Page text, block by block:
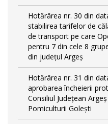
Hotărârea nr. 30 din
stabilirea tarifelor de
de transport pe care
pentru 7 din cele 8
din județul Argeş
Hotărârea nr. 31 din
aprobarea încheierii
Consiliul Județean
Pomiculturii Golești